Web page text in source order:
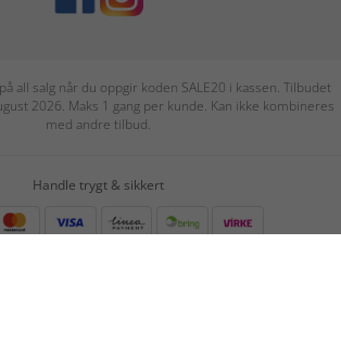
all salg når du oppgir koden SALE20 i kassen. Tilbudet
2026. Maks 1 gang per kunde. Kan ikke kombineres
med andre tilbud.
Handle trygt & sikkert